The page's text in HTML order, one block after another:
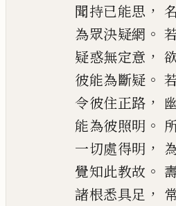
聞持已能思 ，
為眾決疑網 。
疑惑無定意 ，
彼能為斷疑 。
令彼住正路 ，
能為彼照明 。
一切處得明 ，
覺知此教故 。
諸根悉具足 ，